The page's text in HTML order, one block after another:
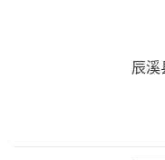
辰溪